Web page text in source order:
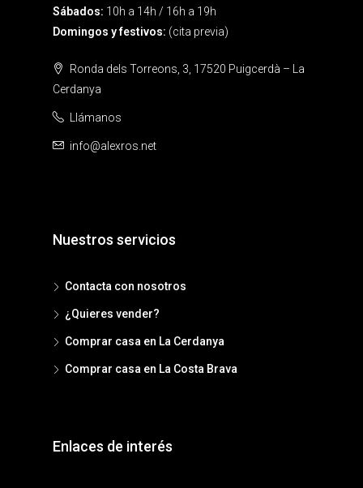
Sábados: 10h a 14h / 16h a 19h
Domingos y festivos: (cita previa)
Ronda dels Torreons, 3, 17520 Puigcerdà – La
Cerdanya
Llámanos
info@alexros.net
Nuestros servicios
Contacta con nosotros
¿Quieres vender?
Comprar casa en La Cerdanya
Comprar casa en La Costa Brava
Enlaces de interés